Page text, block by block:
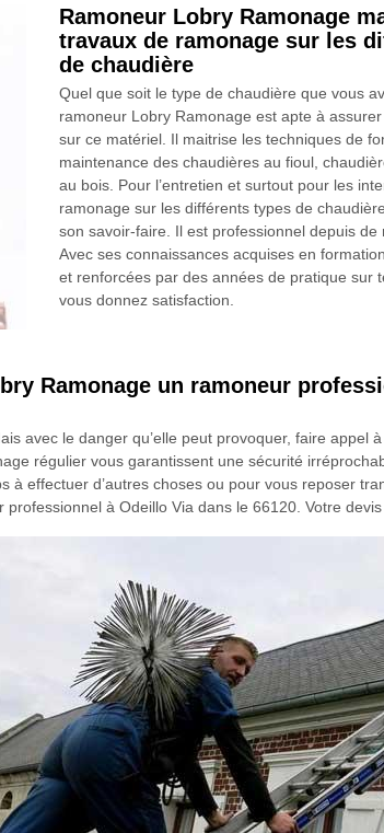
Ramoneur Lobry Ramonage
travaux de ramonage sur les
de chaudière
Quel que soit le type de chaudière que vous
ramoneur Lobry Ramonage est apte à
sur ce matériel. Il maitrise les techniques de
maintenance des chaudières au fioul,
au bois. Pour l’entretien et surtout pour les
ramonage sur les différents types de
son savoir-faire. Il est professionnel depuis de
Avec ses connaissances acquises en
et renforcées par des années de pratique sur
vous donnez satisfaction.
Ramonage un ramoneur
avec le danger qu’elle peut provoquer, faire appel
régulier vous garantissent une sécurité
effectuer d’autres choses ou pour vous reposer
à Odeillo Via dans le 66120. Votre